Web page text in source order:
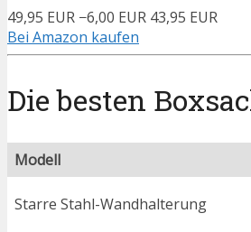
49,95 EUR −6,00 EUR 43,95 EUR
Bei Amazon kaufen
Die besten
Modell
Starre Stahl-Wandhalterung